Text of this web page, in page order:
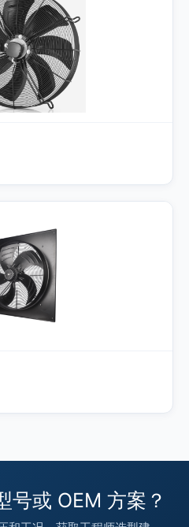
号或 OEM 方案？